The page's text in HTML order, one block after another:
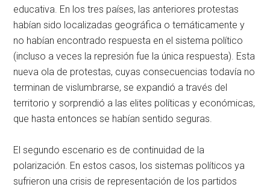
educativa. En los tres países, las anteriores protestas
habían sido localizadas geográfica o temáticamente y
no habían encontrado respuesta en el sistema político
(incluso a veces la represión fue la única respuesta). Esta
nueva ola de protestas, cuyas consecuencias todavía no
terminan de vislumbrarse, se expandió a través del
territorio y sorprendió a las elites políticas y económicas,
que hasta entonces se habían sentido seguras.
El segundo escenario es de continuidad de la
polarización. En estos casos, los sistemas políticos ya
sufrieron una crisis de representación de los partidos